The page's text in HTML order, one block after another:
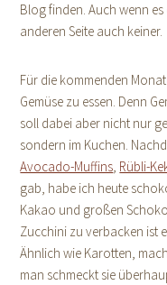
Blog finden. Auch wenn
anderen Seite auch keiner.
Für die kommenden
Gemüse zu essen. Denn
soll dabei aber nicht nur
sondern im Kuchen.
Avocado-Muffins, Rübli-
gab, habe ich heute
Kakao und großen
Zucchini zu verbacken ist
Ähnlich wie Karotten,
man schmeckt sie